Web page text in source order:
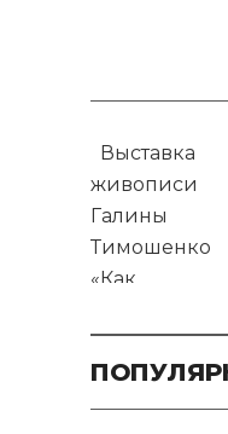
Выставка
живописи
Галины
Тимошенко
«Как
этот мир»
пройдёт в
ARTЗАЛЕ